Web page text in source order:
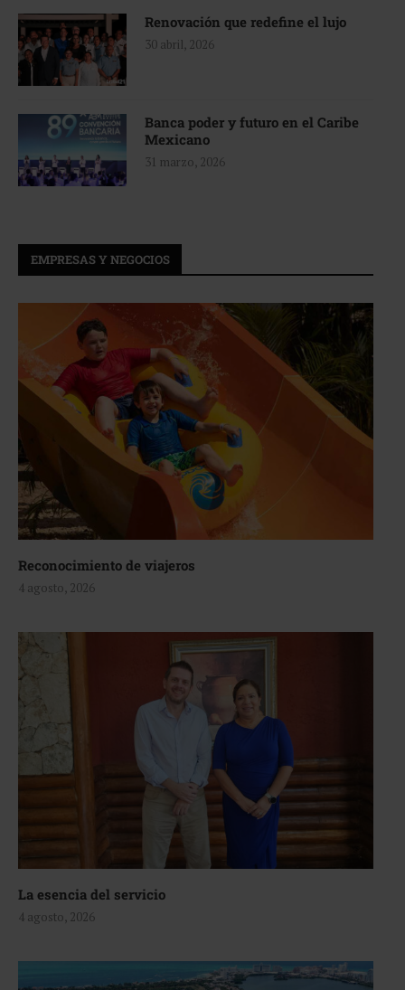
Renovación que redefine el lujo
30 abril, 2026
Banca poder y futuro en el Caribe
Mexicano
31 marzo, 2026
EMPRESAS Y NEGOCIOS
Reconocimiento de viajeros
4 agosto, 2026
La esencia del servicio
4 agosto, 2026